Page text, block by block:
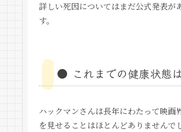
詳しい死因についてはまだ公式発表が
す。
● これまでの健康状態
ハックマンさんは長年にわたって映画
を見せることはほとんどありませんで